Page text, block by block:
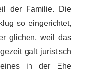
der Familie. Die
so eingerichtet,
glichen, weil das
galt juristisch
in der Ehe